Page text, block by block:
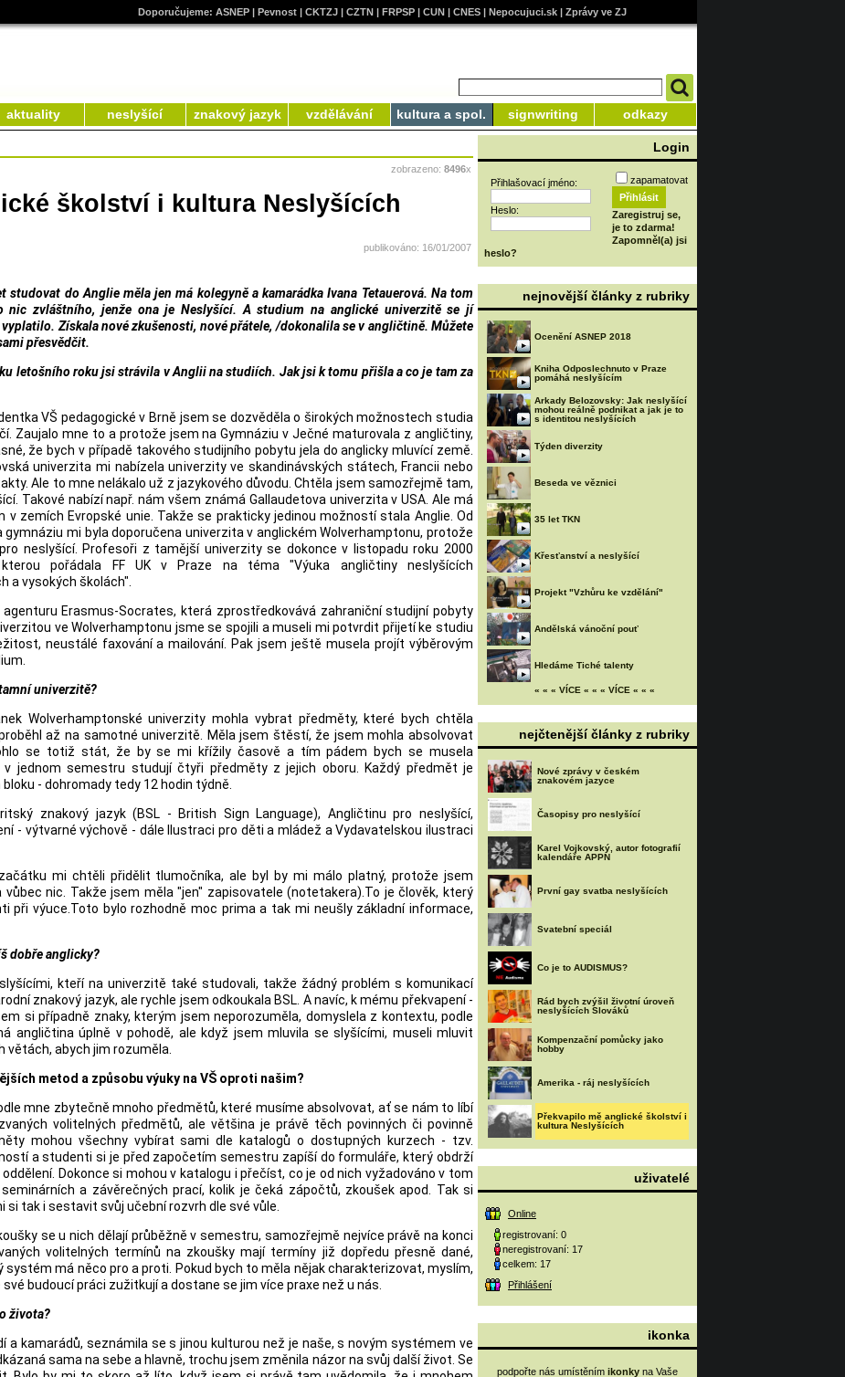
Doporučujeme: ASNEP| Pevnost| CKTZJ| CZTN| FRPSP| CUN| CNES| Nepocujuci.sk| Zprávy ve ZJ
aktuality neslyšící znakový jazyk vzdělávání kultura a spol. signwriting odkazy
zobrazeno: 8496x
školství i kultura Neslyšících
publikováno: 16/01/2007
studovat do Anglie měla jen má kolegyně a kamarádka Ivana Tetauerová. Na tom
nic zvláštního, jenže ona je Neslyšící. A studium na anglické univerzitě se jí
Získala nové zkušenosti, nové přátele, /dokonalila se v angličtině. Můžete
přesvědčit.
letošního roku jsi strávila v Anglii na studiích. Jak jsi k tomu přišla a co je tam za
VŠ pedagogické v Brně jsem se dozvěděla o širokých možnostech studia
Zaujalo mne to a protože jsem na Gymnáziu v Ječné maturovala z angličtiny,
že bych v případě takového studijního pobytu jela do anglicky mluvící země.
univerzita mi nabízela univerzity ve skandinávských státech, Francii nebo
Ale to mne nelákalo už z jazykového důvodu. Chtěla jsem samozřejmě tam,
Takové nabízí např. nám všem známá Gallaudetova univerzita v USA. Ale má
zemích Evropské unie. Takže se prakticky jedinou možností stala Anglie. Od
mi byla doporučena univerzita v anglickém Wolverhamptonu, protože
neslyšící. Profesoři z tamější univerzity se dokonce v listopadu roku 2000
pořádala FF UK v Praze na téma "Výuka angličtiny neslyšících
a vysokých školách".
Erasmus-Socrates, která zprostředkovává zahraniční studijní pobyty
ve Wolverhamptonu jsme se spojili a museli mi potvrdit přijetí ke studiu
neustálé faxování a mailování. Pak jsem ještě musela projít výběrovým
univerzitě?
Wolverhamptonské univerzity mohla vybrat předměty, které bych chtěla
až na samotné univerzitě. Měla jsem štěstí, že jsem mohla absolvovat
se totiž stát, že by se mi křížily časově a tím pádem bych se musela
jednom semestru studují čtyři předměty z jejich oboru. Každý předmět je
- dohromady tedy 12 hodin týdně.
znakový jazyk (BSL - British Sign Language), Angličtinu pro neslyšící,
- výtvarné výchově - dále Ilustraci pro děti a mládež a Vydavatelskou ilustraci
mi chtěli přidělit tlumočníka, ale byl by mi málo platný, protože jsem
nic. Takže jsem měla "jen" zapisovatele (notetakera).To je člověk, který
při výuce.Toto bylo rozhodně moc prima a tak mi neušly základní informace,
dobře anglicky?
kteří na univerzitě také studovali, takže žádný problém s komunikací
znakový jazyk, ale rychle jsem odkoukala BSL. A navíc, k mému překvapení -
si případně znaky, kterým jsem neporozuměla, domyslela z kontextu, podle
angličtina úplně v pohodě, ale když jsem mluvila se slyšícími, museli mluvit
abych jim rozuměla.
metod a způsobu výuky na VŠ oproti našim?
mne zbytečně mnoho předmětů, které musíme absolvovat, ať se nám to líbí
volitelných předmětů, ale většina je právě těch povinných či povinně
mohou všechny vybírat sami dle katalogů o dostupných kurzech - tzv.
a studenti si je před započetím semestru zapíší do formuláře, který obdrží
Dokonce si mohou v katalogu i přečíst, co je od nich vyžadováno v tom
a závěrečných prací, kolik je čeká zápočtů, zkoušek apod. Tak si
tak i sestavit svůj učební rozvrh dle své vůle.
se u nich dělají průběžně v semestru, samozřejmě nejvíce právě na konci
volitelných termínů na zkoušky mají termíny již dopředu přesně dané,
systém má něco pro a proti. Pokud bych to měla nějak charakterizovat, myslím,
budoucí práci zužitkují a dostane se jim více praxe než u nás.
života?
a kamarádů, seznámila se s jinou kulturou než je naše, s novým systémem ve
sama na sebe a hlavně, trochu jsem změnila názor na svůj další život. Se
Login
Přihlašovací jméno:
Heslo:
zapamatovat
Zaregistruj se,
je to zdarma!
Zapomněl(a) jsi
heslo?
nejnovější články z rubriky
Ocenění ASNEP 2018
Kniha Odposlechnuto v Praze
pomáhá neslyšícím
Arkady Belozovsky: Jak neslyšící
mohou reálně podnikat a jak je to
s identitou neslyšících
Týden diverzity
Beseda ve věznici
35 let TKN
Křesťanství a neslyšící
Projekt "Vzhůru ke vzdělání"
Andělská vánoční pouť
Hledáme Tiché talenty
« « « VÍCE « « « VÍCE « « «
nejčtenější články z rubriky
Nové zprávy v českém
znakovém jazyce
Časopisy pro neslyšící
Karel Vojkovský, autor fotografií
kalendáře APPN
První gay svatba neslyšících
Svatební speciál
Co je to AUDISMUS?
Rád bych zvýšil životní úroveň
neslyšících Slováků
Kompenzační pomůcky jako
hobby
Amerika - ráj neslyšících
Překvapilo mě anglické školství i
kultura Neslyšících
uživatelé
Online
registrovaní: 0
neregistrovaní: 17
celkem: 17
Přihlášení
ikonka
podpořte nás umístěním ikonky na Vaše